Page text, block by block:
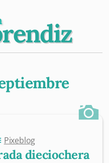
Pixeblog
dieciochera